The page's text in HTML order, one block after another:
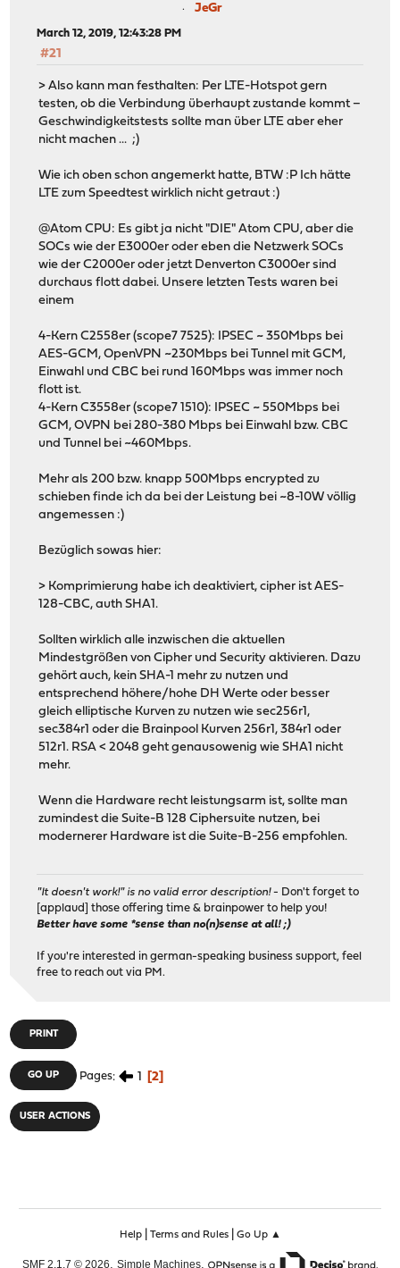
JeGr
March 12, 2019, 12:43:28 PM
#21
> Also kann man festhalten: Per LTE-Hotspot gern
testen, ob die Verbindung überhaupt zustande kommt –
Geschwindigkeitstests sollte man über LTE aber eher
nicht machen ... ;)
Wie ich oben schon angemerkt hatte, BTW :P Ich hätte
LTE zum Speedtest wirklich nicht getraut :)
@Atom CPU: Es gibt ja nicht "DIE" Atom CPU, aber die
SOCs wie der E3000er oder eben die Netzwerk SOCs
wie der C2000er oder jetzt Denverton C3000er sind
durchaus flott dabei. Unsere letzten Tests waren bei
einem
4-Kern C2558er (scope7 7525): IPSEC ~ 350Mbps bei
AES-GCM, OpenVPN ~230Mbps bei Tunnel mit GCM,
Einwahl und CBC bei rund 160Mbps was immer noch
flott ist.
4-Kern C3558er (scope7 1510): IPSEC ~ 550Mbps bei
GCM, OVPN bei 280-380 Mbps bei Einwahl bzw. CBC
und Tunnel bei ~460Mbps.
Mehr als 200 bzw. knapp 500Mbps encrypted zu
schieben finde ich da bei der Leistung bei ~8-10W völlig
angemessen :)
Bezüglich sowas hier:
> Komprimierung habe ich deaktiviert, cipher ist AES-
128-CBC, auth SHA1.
Sollten wirklich alle inzwischen die aktuellen
Mindestgrößen von Cipher und Security aktivieren. Dazu
gehört auch, kein SHA-1 mehr zu nutzen und
entsprechend höhere/hohe DH Werte oder besser
gleich elliptische Kurven zu nutzen wie sec256r1,
sec384r1 oder die Brainpool Kurven 256r1, 384r1 oder
512r1. RSA < 2048 geht genausowenig wie SHA1 nicht
mehr.
Wenn die Hardware recht leistungsarm ist, sollte man
zumindest die Suite-B 128 Ciphersuite nutzen, bei
modernerer Hardware ist die Suite-B-256 empfohlen.
"It doesn't work!" is no valid error description!- Don't forget to
[applaud] those offering time & brainpower to help you!
Better have some *sense than no(n)sense at all! ;)
If you're interested in german-speaking business support, feel
free to reach out via PM.
PRINT
GO UP Pages 1 2
USER ACTIONS
Help| Terms and Rules| Go Up ▲
SMF 2.1.7 © 2026, Simple Machines,